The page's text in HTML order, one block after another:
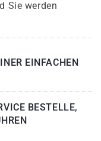
Sie werden
EINFACHEN
BESTELLE,